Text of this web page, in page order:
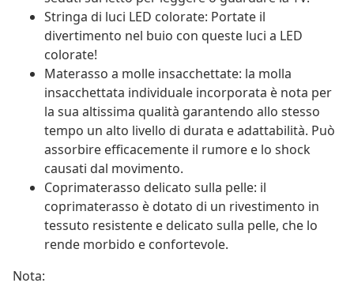
Stringa di luci LED colorate: Portate il
divertimento nel buio con queste luci a LED
colorate!
Materasso a molle insacchettate: la molla
insacchettata individuale incorporata è nota per
la sua altissima qualità garantendo allo stesso
tempo un alto livello di durata e adattabilità. Può
assorbire efficacemente il rumore e lo shock
causati dal movimento.
Coprimaterasso delicato sulla pelle: il
coprimaterasso è dotato di un rivestimento in
tessuto resistente e delicato sulla pelle, che lo
rende morbido e confortevole.
Nota: